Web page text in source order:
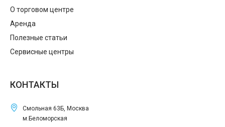
О торговом центре
Аренда
Полезные статьи
Сервисные центры
КОНТАКТЫ
Смольная 63Б, Москва
м.Беломорская